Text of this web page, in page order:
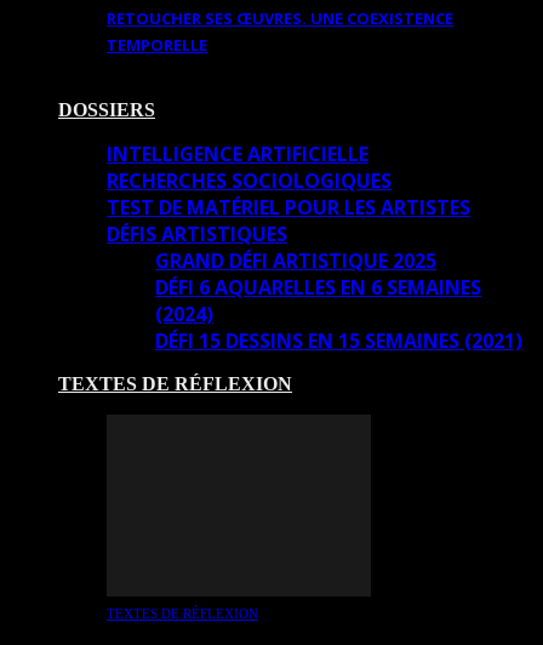
RETOUCHER SES ŒUVRES. UNE COEXISTENCE
TEMPORELLE
DOSSIERS
INTELLIGENCE ARTIFICIELLE
RECHERCHES SOCIOLOGIQUES
TEST DE MATÉRIEL POUR LES ARTISTES
DÉFIS ARTISTIQUES
GRAND DÉFI ARTISTIQUE 2025
DÉFI 6 AQUARELLES EN 6 SEMAINES
(2024)
DÉFI 15 DESSINS EN 15 SEMAINES (2021)
TEXTES DE RÉFLEXION
TEXTES DE RÉFLEXION